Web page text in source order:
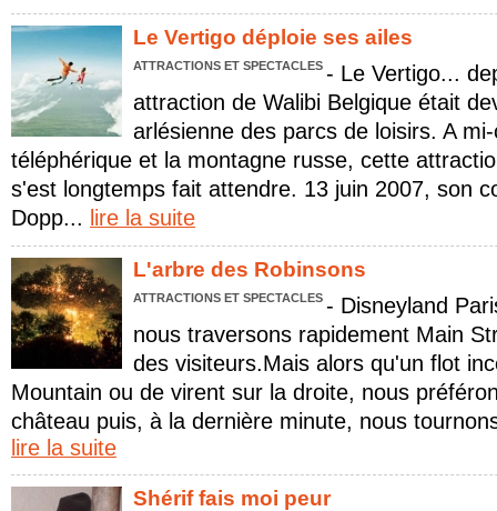
Le Vertigo déploie ses ailes
ATTRACTIONS ET SPECTACLES - Le Vertigo...
attraction de Walibi Belgique était
arlésienne des parcs de loisirs. A
téléphérique et la montagne russe, cette
s'est longtemps fait attendre. 13 juin 2007, son
Dopp... lire la suite
L'arbre des Robinsons
ATTRACTIONS ET SPECTACLES - Disneyland
nous traversons rapidement Main
des visiteurs.Mais alors qu'un flot
Mountain ou de virent sur la droite, nous
château puis, à la dernière minute, nous
lire la suite
Shérif fais moi peur